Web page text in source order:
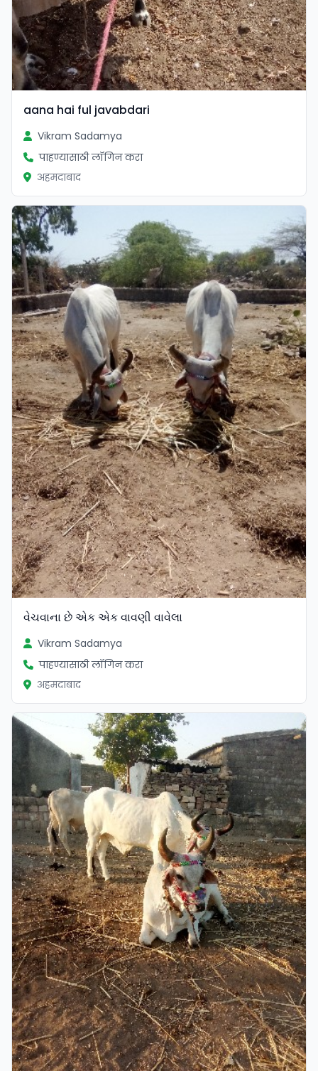
aana hai ful javabdari
Vikram Sadamya
पाहण्यासाठी लॉगिन करा
अहमदाबाद
વેચવાના છે એક એક વાવણી વાવેલા
Vikram Sadamya
पाहण्यासाठी लॉगिन करा
अहमदाबाद